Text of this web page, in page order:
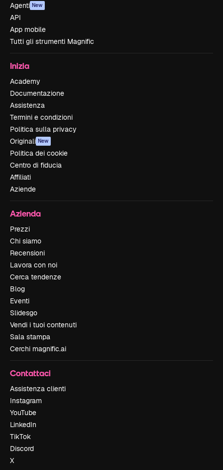
Agenti New
API
App mobile
Tutti gli strumenti Magnific
Inizia
Academy
Documentazione
Assistenza
Termini e condizioni
Politica sulla privacy
Originali New
Politica dei cookie
Centro di fiducia
Affiliati
Aziende
Azienda
Prezzi
Chi siamo
Recensioni
Lavora con noi
Cerca tendenze
Blog
Eventi
Slidesgo
Vendi i tuoi contenuti
Sala stampa
Cerchi magnific.ai
Contattaci
Assistenza clienti
Instagram
YouTube
LinkedIn
TikTok
Discord
X